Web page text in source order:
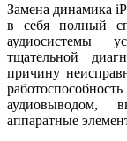
Замена динамика
в себя полный
аудиосистемы
тщательной
причину
аудиовыводом,
аппаратные